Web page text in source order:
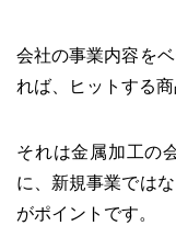
会社の事業内容を
れば、ヒットする商
それは金属加工の
に、新規事業では
がポイントです。